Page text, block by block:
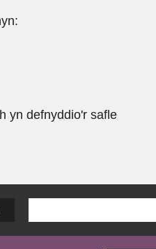
yn defnyddio'r safle